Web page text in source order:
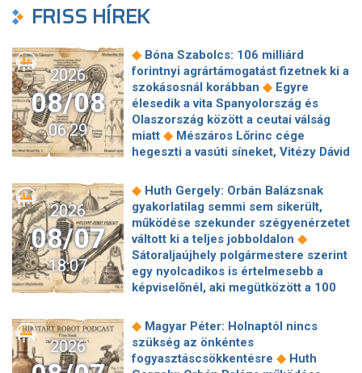
FRISS HÍREK
2026
08/08
06:29
◆ Bóna Szabolcs: 106 milliárd
forintnyi agrártámogatást fizetnek ki a
szokásosnál korábban ◆ Egyre
élesedik a vita Spanyolország és
Olaszország között a ceutai válság
miatt ◆ Mészáros Lőrinc cége
hegeszti a vasúti síneket, Vitézy Dávid
tesz a Bosnyák téri irodakomplexum
beruházója, ha az állam felmondja a
szerződésüket
Megérkezett
Magyar Péter bejelentése: így költik
el a 6 ezer milliárd forintnyi uniós
◆ Megbénult az ivóvíztárolók
töltése Ózdon – de máshol is komoly
nehézségek adódtak
éjszaka is könnyebb lesz hazajutni
Megszólal Filep Dávid, Magyar Péter
feljelentője: "Ez valóban büntetőügy!"
2026
08/07
18:07
◆ Huth Gergely: Orbán Balázsnak
gyakorlatilag semmi sem sikerült,
működése szekunder szégyenérzetet
váltott ki a teljes jobboldalon ◆
Sátoraljaújhely polgármestere szerint
egy nyolcadikos is értelmesebb a
képviselőnél, aki megütközött a 100
hírszerzés szerint Putyin pár éven
belül megtámadhat egy NATO-
tagállamot
Vitézy Dávid
elmagyarázta, miért Mészárosék
2026
◆ Magyar Péter: Holnaptól nincs
szükség az önkéntes
fogyasztáscsökkentésre ◆ Huth